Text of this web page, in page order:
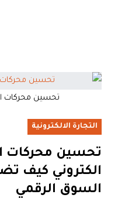
تحسين محركات
التجارة الالكترونية
تحسين محركات
الكتروني كيف
السوق الرقمي